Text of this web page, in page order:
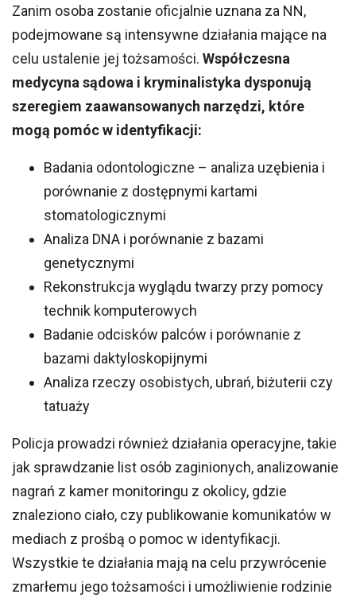
Zanim osoba zostanie oficjalnie uznana za NN,
podejmowane są intensywne działania mające na
celu ustalenie jej tożsamości. Współczesna
medycyna sądowa i kryminalistyka dysponują
szeregiem zaawansowanych narzędzi, które
mogą pomóc w identyfikacji:
Badania odontologiczne – analiza uzębienia i
porównanie z dostępnymi kartami
stomatologicznymi
Analiza DNA i porównanie z bazami
genetycznymi
Rekonstrukcja wyglądu twarzy przy pomocy
technik komputerowych
Badanie odcisków palców i porównanie z
bazami daktyloskopijnymi
Analiza rzeczy osobistych, ubrań, biżuterii czy
tatuaży
Policja prowadzi również działania operacyjne, takie
jak sprawdzanie list osób zaginionych, analizowanie
nagrań z kamer monitoringu z okolicy, gdzie
znaleziono ciało, czy publikowanie komunikatów w
mediach z prośbą o pomoc w identyfikacji.
Wszystkie te działania mają na celu przywrócenie
zmarłemu jego tożsamości i umożliwienie rodzinie